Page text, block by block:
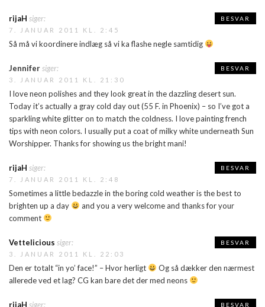
rijaH siger:
7. JANUAR 2011 KL. 2:45
Så må vi koordinere indlæg så vi ka flashe negle samtidig
BESVAR
Jennifersiger:
3. JANUAR 2011 KL. 21:30
I love neon polishes and they look great in the dazzling desert sun.
Today it’s actually a gray cold day out (55 F. in Phoenix) – so I’ve got a
sparkling white glitter on to match the coldness. I love painting french
tips with neon colors. I usually put a coat of milky white underneath Sun
Worshipper. Thanks for showing us the bright mani!
BESVAR
rijaH siger:
7. JANUAR 2011 KL. 2:48
Sometimes a little bedazzle in the boring cold weather is the best to
brighten up a day
and you a very welcome and thanks for your
comment
BESVAR
Vettelicious siger:
3. JANUAR 2011 KL. 22:03
Den er totalt “in yo’ face!” – Hvor herligt
Og så dækker den nærmest
allerede ved et lag? CG kan bare det der med neons
BESVAR
rijaH siger: BESVAR